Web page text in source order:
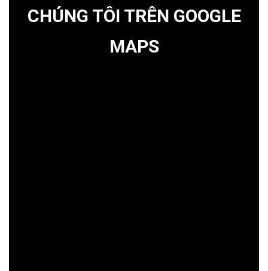
CHÚNG TÔI TRÊN GOOGLE
MAPS